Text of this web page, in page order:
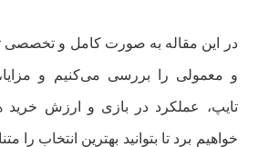
در این مقاله به صورت کامل و تخصصی
و معمولی را بررسی می‌کنیم و مزایا،
تایپ، عملکرد در بازی و ارزش خرید
خواهیم برد تا بتوانید بهترین انتخاب را